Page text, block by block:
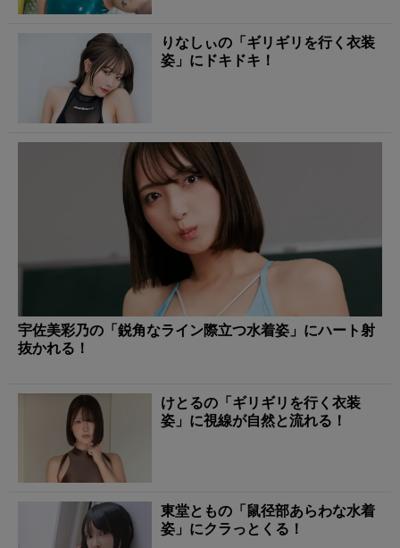
りなしぃの「ギリギリを行く衣装
姿」にドキドキ！
宇佐美彩乃の「鋭角なライン際立つ水着姿」にハート射
抜かれる！
けとるの「ギリギリを行く衣装
姿」に視線が自然と流れる！
東堂ともの「鼠径部あらわな水着
姿」にクラっとくる！